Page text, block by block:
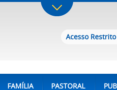
Acesso Restrito
FAMÍLIA PASTORAL